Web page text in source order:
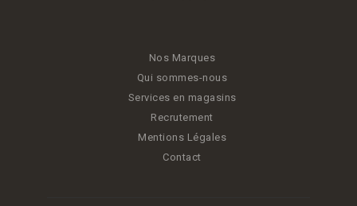
Nos Marques
Qui sommes-nous
Services en magasins
Recrutement
Mentions Légales
Contact